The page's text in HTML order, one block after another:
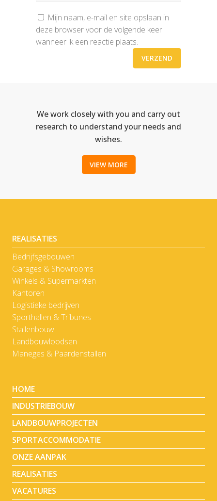
Mijn naam, e-mail en site opslaan in
deze browser voor de volgende keer
wanneer ik een reactie plaats.
We work closely with you and carry out
research to understand your needs and
wishes.
VIEW MORE
REALISATIES
Bedrijfsgebouwen
Garages & Showrooms
Winkels & Supermarkten
Kantoren
Logistieke bedrijven
Sporthallen & Tribunes
Stallenbouw
Landbouwloodsen
Maneges & Paardenstallen
HOME
INDUSTRIEBOUW
LANDBOUWPROJECTEN
SPORTACCOMMODATIE
ONZE AANPAK
REALISATIES
VACATURES